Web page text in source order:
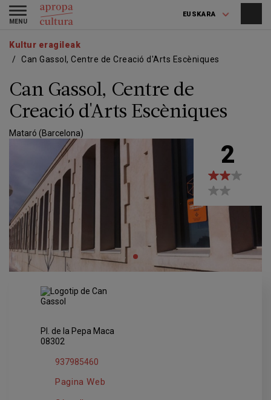
Skip
main
Skip
main
EUSKARA
Toggle
navigation
Kultur eragileak
Can Gassol, Centre de Creació d'Arts Escèniques
Can Gassol, Centre de
Creació d'Arts Escèniques
Mataró (Barcelona)
2
Pl. de la Pepa Maca
08302
937985460
Pagina Web